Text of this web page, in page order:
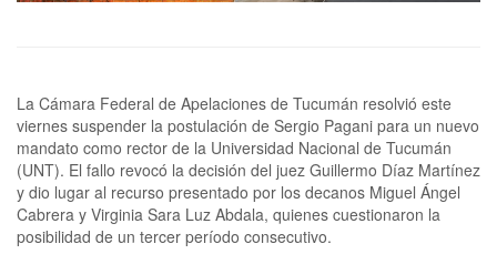
La Cámara Federal de Apelaciones de Tucumán resolvió este
viernes suspender la postulación de Sergio Pagani para un nuevo
mandato como rector de la Universidad Nacional de Tucumán
(UNT). El fallo revocó la decisión del juez Guillermo Díaz Martínez
y dio lugar al recurso presentado por los decanos Miguel Ángel
Cabrera y Virginia Sara Luz Abdala, quienes cuestionaron la
posibilidad de un tercer período consecutivo.